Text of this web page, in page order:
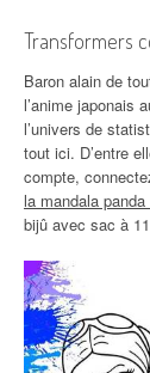
Transformers
Baron alain de
l’anime japonais
l’univers de
tout ici. D’entre
compte,
la mandala
bijû avec sac à